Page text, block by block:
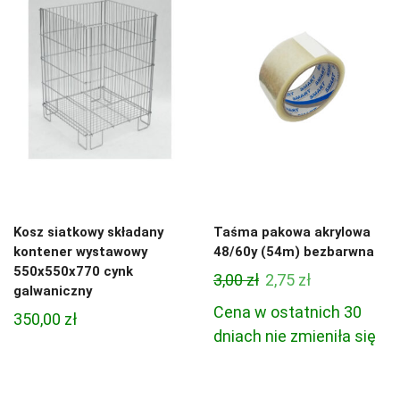
Kosz siatkowy składany
kontener wystawowy
550x550x770 cynk
galwaniczny
350,00 zł
Taśma pakowa akrylowa
48/60y (54m) bezbarwna
3,00zł Pierwotna
cena
wynosiła:
2,75 złAktualna
cena
wynosi:
Cena w ostatnich 30
dniach nie zmieniła się